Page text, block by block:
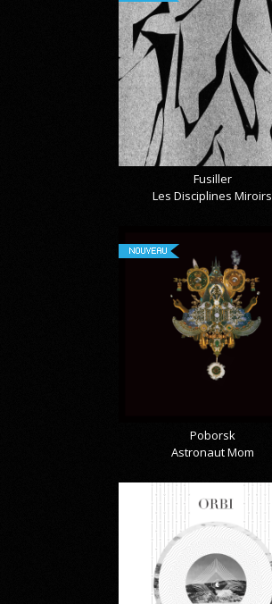
Fusiller
Les Disciplines Miroirs
NOUVEAU
Poborsk
Astronaut Mom